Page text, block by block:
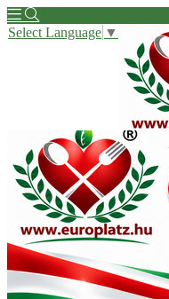
Select Language ▼
Hírek
Kapcsolat
Kérdése van?
Regisztrációs segítség
ÁSZF